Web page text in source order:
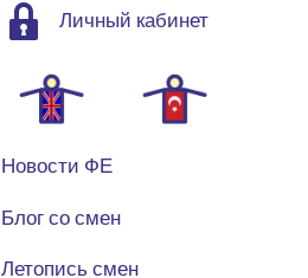
Личный кабинет
Новости ФЕ
Блог со смен
Летопись смен